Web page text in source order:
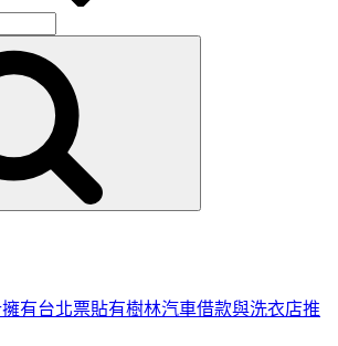
有台北票貼有樹林汽車借款與洗衣店推